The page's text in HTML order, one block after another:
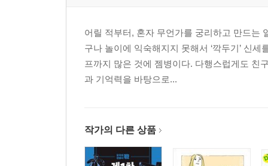
어릴 적부터, 혼자 무언가를 궁리하고 만드는
구나 놀이에 익숙해지지 못해서 ‘깍두기’ 신
프까지 많은 것에 젬병이다. 다행스럽게도 친
과 기억력을 바탕으로...
작가의 다른 상품